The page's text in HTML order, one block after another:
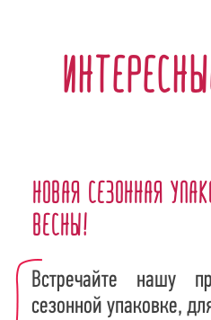
Новая сезонная
весны!
Встречайте нашу
сезонной упаковке,